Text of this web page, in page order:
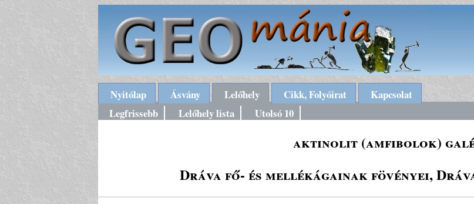
Nyitólap Ásvány Lelőhely Cikk, Folyóirat
Kapcsolat
Legfrissebb
Lelőhely lista Utolsó 10
aktinolit (amfibolok)
Dráva fő- és mellékágainak fövényei,